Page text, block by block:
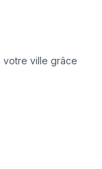
votre ville grâce